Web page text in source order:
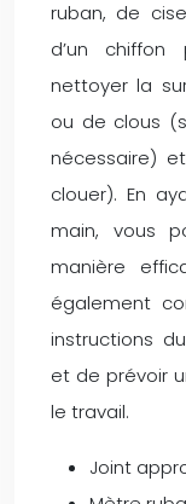
ruban, de
d’un chiffon
nettoyer la
ou de clous
nécessaire)
clouer). En
main, vous
manière
également
instructions
et de prévoir
le travail.
Joint